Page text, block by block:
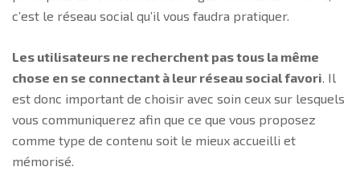
c’est le réseau social qu’il vous faudra pratiquer.
Les utilisateurs ne recherchent pas tous la même
chose en se connectant à leur réseau social favori. Il
est donc important de choisir avec soin ceux sur lesquels
vous communiquerez afin que ce que vous proposez
comme type de contenu soit le mieux accueilli et
mémorisé.